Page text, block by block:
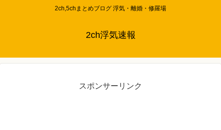
2ch,5chまとめブログ 浮気・離婚・修羅場
2ch浮気速報
スポンサーリンク